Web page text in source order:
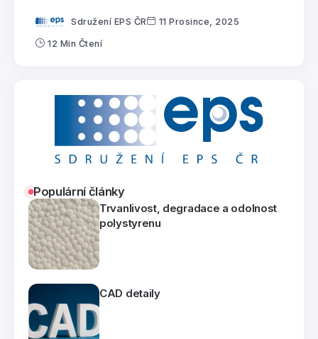
Sdružení EPS ČR 11 Prosince, 2025
12 Min Čtení
Populární články
Trvanlivost, degradace a odolnost
polystyrenu
CAD detaily